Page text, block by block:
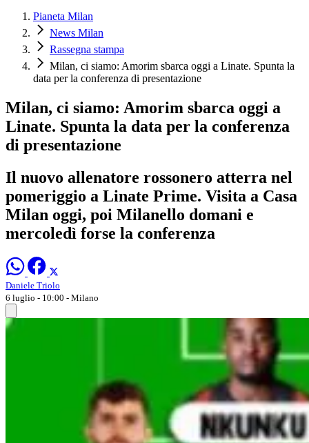
Pianeta Milan
News Milan
Rassegna stampa
Milan, ci siamo: Amorim sbarca oggi a Linate. Spunta la
data per la conferenza di presentazione
Milan, ci siamo: Amorim sbarca oggi a
Linate. Spunta la data per la conferenza
di presentazione
Il nuovo allenatore rossonero atterra nel
pomeriggio a Linate Prime. Visita a Casa
Milan oggi, poi Milanello domani e
mercoledì forse la conferenza
Daniele Triolo
6 luglio - 10:00 - Milano